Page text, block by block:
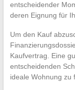
entscheidender
deren Eignung für
Um den Kauf
Kaufvertrag. Eine
entscheidenden
ideale Wohnung zu